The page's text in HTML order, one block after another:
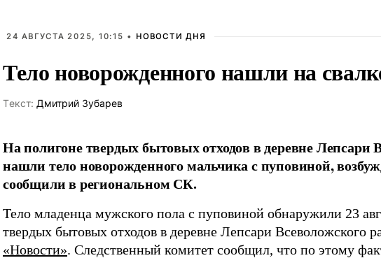
24 АВГУСТА 2025, 10:15 • НОВОСТИ ДНЯ
Тело новорожденного нашли на
Tекст: Дмитрий Зубарев
На полигоне твердых бытовых отходов в деревне Лепсари
нашли тело новорожденного мальчика с пуповиной,
сообщили в региональном СК.
Тело младенца мужского пола с пуповиной обнаружили 23
твердых бытовых отходов в деревне Лепсари Всеволожского
«Новости». Следственный комитет сообщил, что по этому